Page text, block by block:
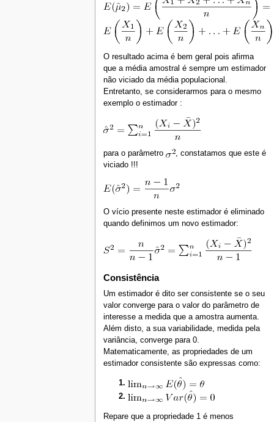
O resultado acima é bem geral pois afirma
que a média amostral é sempre um estimador
não viciado da média populacional.
Entretanto, se considerarmos para o mesmo
exemplo o estimador :
para o parâmetro
, constatamos que este é
viciado !!!
O vício presente neste estimador é eliminado
quando definimos um novo estimador:
Consistência
Um estimador é dito ser consistente se o seu
valor converge para o valor do parâmetro de
interesse a medida que a amostra aumenta.
Além disto, a sua variabilidade, medida pela
variância, converge para 0.
Matematicamente, as propriedades de um
estimador consistente são expressas como:
Repare que a propriedade 1 é menos